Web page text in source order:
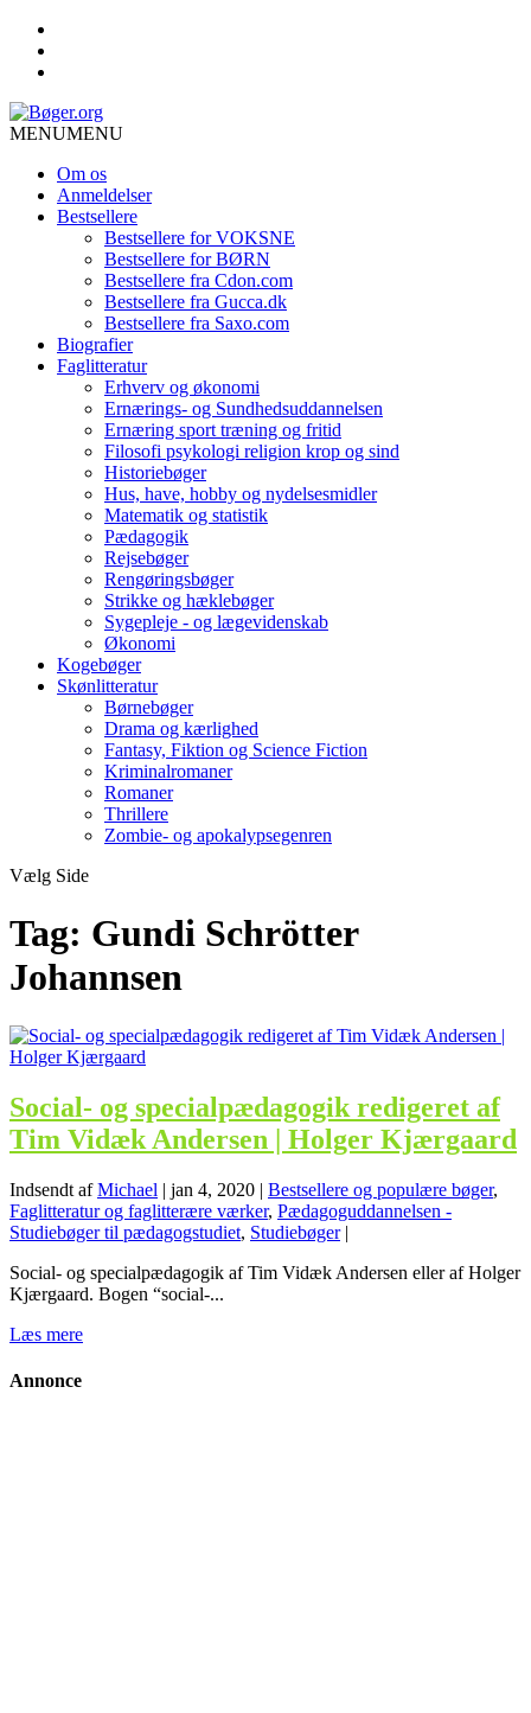
MENUMENU
Om os
Anmeldelser
Bestsellere
Bestsellere for VOKSNE
Bestsellere for BØRN
Bestsellere fra Cdon.com
Bestsellere fra Gucca.dk
Bestsellere fra Saxo.com
Biografier
Faglitteratur
Erhverv og økonomi
Ernærings- og Sundhedsuddannelsen
Ernæring sport træning og fritid
Filosofi psykologi religion krop og sind
Historiebøger
Hus, have, hobby og nydelsesmidler
Matematik og statistik
Pædagogik
Rejsebøger
Rengøringsbøger
Strikke og hæklebøger
Sygepleje - og lægevidenskab
Økonomi
Kogebøger
Skønlitteratur
Børnebøger
Drama og kærlighed
Fantasy, Fiktion og Science Fiction
Kriminalromaner
Romaner
Thrillere
Zombie- og apokalypsegenren
Vælg Side
Tag: Gundi Schrötter
Johannsen
Social- og specialpædagogik redigeret af
Tim Vidæk Andersen | Holger Kjærgaard
Indsendt afMichael | jan 4, 2020 | Bestsellere og populære bøger,
Faglitteratur og faglitterære værker, Pædagoguddannelsen -
Studiebøger til pædagogstudiet, Studiebøger|
Social- og specialpædagogik af Tim Vidæk Andersen eller af Holger
Kjærgaard. Bogen “social-...
Læs mere
Annonce